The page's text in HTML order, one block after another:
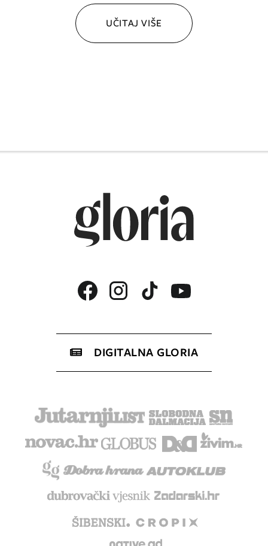
UČITAJ VIŠE
DIGITALNA GLORIA